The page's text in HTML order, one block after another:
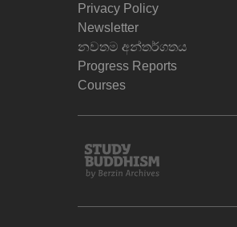
Privacy Policy
Newsletter
නවතම අන්තර්ගතය
Progress Reports
Courses
Study
Buddhism